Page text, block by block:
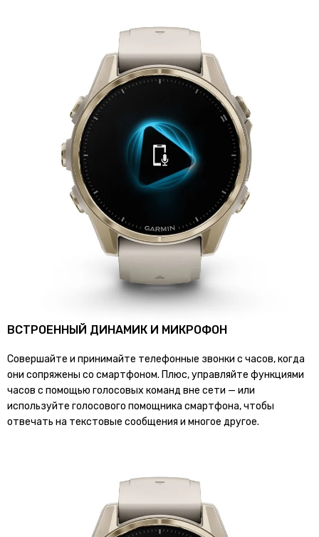
ВСТРОЕННЫЙ ДИНАМИК И МИКРОФОН
Совершайте и принимайте телефонные звонки с часов, когда
они сопряжены со смартфоном. Плюс, управляйте функциями
часов с помощью голосовых команд вне сети — или
используйте голосового помощника смартфона, чтобы
отвечать на текстовые сообщения и многое другое.